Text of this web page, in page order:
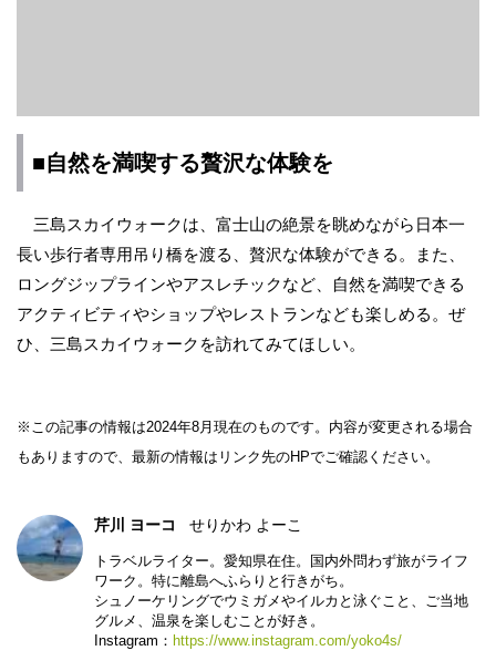
■自然を満喫する贅沢な体験を
三島スカイウォークは、富士山の絶景を眺めながら日本一
長い歩行者専用吊り橋を渡る、贅沢な体験ができる。また、
ロングジップラインやアスレチックなど、自然を満喫できる
アクティビティやショップやレストランなども楽しめる。ぜ
ひ、三島スカイウォークを訪れてみてほしい。
※この記事の情報は2024年8月現在のものです。内容が変更される場合
もありますので、最新の情報はリンク先のHPでご確認ください。
芹川 ヨーコ せりかわ よーこ
トラベルライター。愛知県在住。国内外問わず旅がライフ
ワーク。特に離島へふらりと行きがち。
シュノーケリングでウミガメやイルカと泳ぐこと、ご当地
グルメ、温泉を楽しむことが好き。
Instagram： https://www.instagram.com/yoko4s/